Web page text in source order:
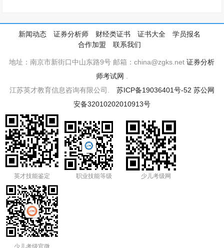
新闻动态 证券分析师 财经类证书 证书大全
学员报名
合作加盟
联系我们
地址：南京市新街口中山东路9号 邮箱：china@zgks.net证券分析
师考试网
江苏英才教育信息咨询有限公司. 苏ICP备19036401号-52 苏公网
安备32010202010913号
英才技能鉴定 职业技能等级 少儿考级网